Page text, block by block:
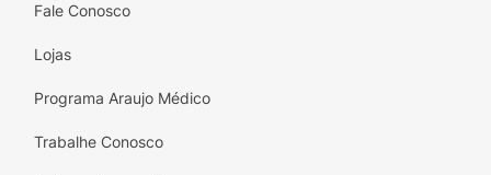
Fale Conosco
Lojas
Programa Araujo Médico
Trabalhe Conosco